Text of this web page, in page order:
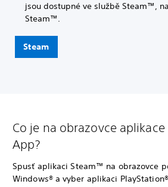
jsou dostupné ve službě Steam™,
Steam™.
Steam
Co je na obrazovce aplikace
App?
Spusť aplikaci Steam™ na obrazovce
Windows® a vyber aplikaci